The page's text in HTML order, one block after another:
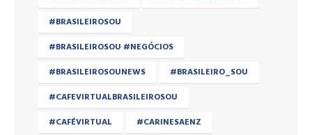
#BRASILEIROSOU
#BRASILEIROSOU #NEGÓCIOS
#BRASILEIROSOUNEWS
#BRASILEIRO_SOU
#CAFEVIRTUALBRASILEIROSOU
#CAFÉVIRTUAL
#CARINESAENZ